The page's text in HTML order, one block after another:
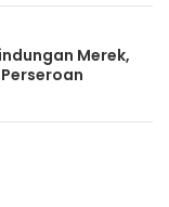
Merek,